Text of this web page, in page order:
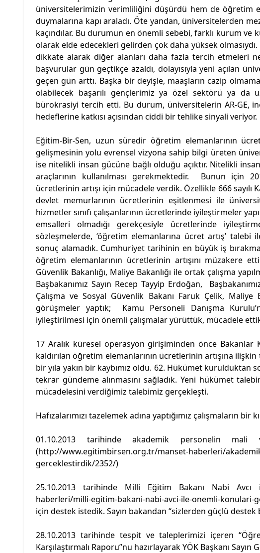
üniversitelerimizin verimliliğini düşürdü hem de öğretim
duymalarına kapı araladı. Öte yandan, üniversitelerden
kaçındılar. Bu durumun en önemli sebebi, farklı kurum
olarak elde edecekleri gelirden çok daha yüksek
dikkate alarak diğer alanları daha fazla tercih etmeleri
başvurular gün geçtikçe azaldı, dolayısıyla yeni açılan
geçen gün arttı. Başka bir deyişle, maaşların cazip
olabilecek başarılı gençlerimiz ya özel sektörü ya da
bürokrasiyi tercih etti. Bu durum, üniversitelerin AR-GE,
hedeflerine katkısı açısından ciddi bir tehlike sinyali veriyor.
Eğitim-Bir-Sen, uzun süredir öğretim elemanlarının
gelişmesinin yolu evrensel vizyona sahip bilgi üreten
ise nitelikli insan gücüne bağlı olduğu açıktır. Nitelikli
araçlarının kullanılması gerekmektedir. Bunun için
ücretlerinin artışı için mücadele verdik. Özellikle 666
devlet memurlarının ücretlerinin eşitlenmesi ile
hizmetler sınıfı çalışanlarının ücretlerinde iyileştirmeler
emsalleri olmadığı gerekçesiyle ücretlerinde
sözleşmelerde, ‘öğretim elemanlarına ücret artış’
sonuç alamadık. Cumhuriyet tarihinin en büyük iş
öğretim elemanlarının ücretlerinin artışını müzakere
Güvenlik Bakanlığı, Maliye Bakanlığı ile ortak çalışma
Başbakanımız Sayın Recep Tayyip Erdoğan,
Çalışma ve Sosyal Güvenlik Bakanı Faruk Çelik, Maliye
görüşmeler yaptık; Kamu Personeli Danışma
iyileştirilmesi için önemli çalışmalar yürüttük, mücadele
17 Aralık küresel operasyon girişiminden önce
kaldırılan öğretim elemanlarının ücretlerinin artışına
bir yıla yakın bir kaybımız oldu. 62. Hükümet
tekrar gündeme alınmasını sağladık. Yeni hükümet
mücadelesini verdiğimiz talebimiz gerçekleşti.
Hafızalarımızı tazelemek adına yaptığımız çalışmaların bir
01.10.2013 tarihinde akademik personelin mali
(http://www.egitimbirsen.org.tr/manset-haberleri/
gerceklestirdik/2352/)
25.10.2013 tarihinde Milli Eğitim Bakanı Nabi
haberleri/milli-egitim-bakani-nabi-avci-ile-onemli-konulari-
için destek istedik. Sayın bakandan “sizlerden güçlü
28.10.2013 tarihinde tespit ve taleplerimizi içeren
Karşılaştırmalı Raporu”nu hazırlayarak YÖK Başkanı